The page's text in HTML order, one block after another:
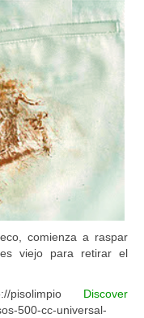
comienza a raspar
viejo para retirar el
Discover
500-cc-universal-